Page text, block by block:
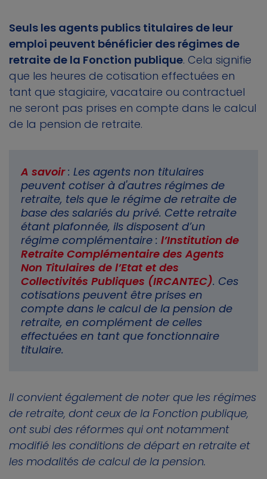
Seuls les agents publics titulaires de leur
emploi peuvent bénéficier des régimes de
retraite de la Fonction publique. Cela signifie
que les heures de cotisation effectuées en
tant que stagiaire, vacataire ou contractuel
ne seront pas prises en compte dans le calcul
de la pension de retraite.
A savoir: Les agents non titulaires
peuvent cotiser à d'autres régimes de
retraite, tels que le régime de retraite de
base des salariés du privé. Cette retraite
étant plafonnée, ils disposent d’un
régime complémentaire : l’Institution de
Retraite Complémentaire des Agents
Non Titulaires de l’Etat et des
Collectivités Publiques (IRCANTEC). Ces
cotisations peuvent être prises en
compte dans le calcul de la pension de
retraite, en complément de celles
effectuées en tant que fonctionnaire
titulaire.
Il convient également de noter que les régimes
de retraite, dont ceux de la Fonction publique,
ont subi des réformes qui ont notamment
modifié les conditions de départ en retraite et
les modalités de calcul de la pension.